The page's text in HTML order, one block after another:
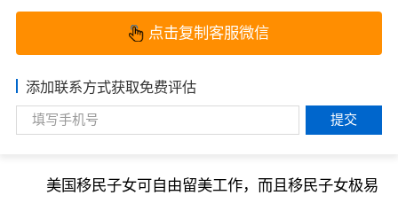
点击复制客服微信
添加联系方式获取免费评估
提交
美国移民子女可自由留美工作，而且移民子女极易